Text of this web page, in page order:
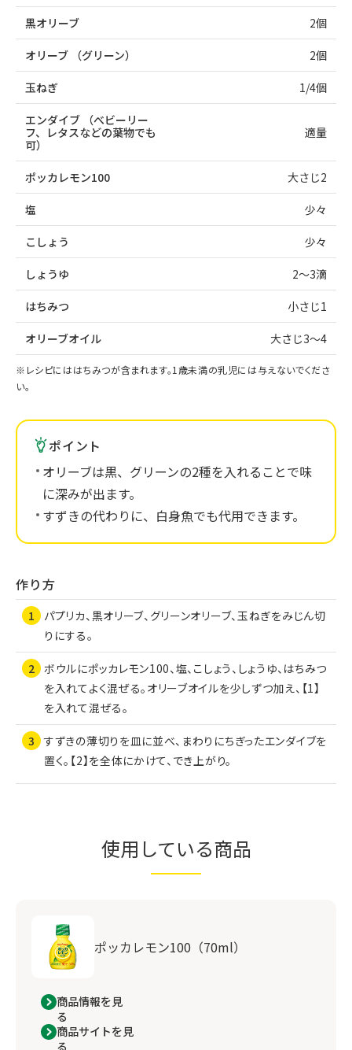
黒オリーブ 2個
オリーブ （グリーン） 2個
玉ねぎ 1/4個
エンダイブ （べビーリー
フ、レタスなどの葉物でも
可）
適量
ポッカレモン100 大さじ2
塩 少々
こしょう 少々
しょうゆ 2～3滴
はちみつ 小さじ1
オリーブオイル 大さじ3～4
※レシピにははちみつが含まれます。1歳未満の乳児には与えないでくださ
い。
ポイント
オリーブは黒、グリーンの2種を入れることで味
に深みが出ます。
すずきの代わりに、白身魚でも代用できます。
作り方
パプリカ、黒オリーブ、グリーンオリーブ、玉ねぎをみじん切
りにする。
ボウルにポッカレモン100、塩、こしょう、しょうゆ、はちみつ
を入れてよく混ぜる。オリーブオイルを少しずつ加え、【1】
を入れて混ぜる。
すずきの薄切りを皿に並べ、まわりにちぎったエンダイブを
置く。【2】を全体にかけて、でき上がり。
使用している商品
ポッカレモン100（70ml）
商品情報を見
る
商品サイトを見
る